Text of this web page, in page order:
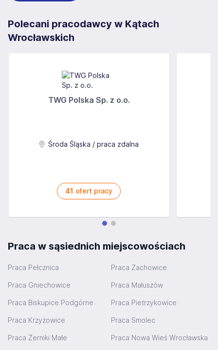
Polecani pracodawcy w Kątach
Wrocławskich
TWG Polska Sp. z o.o.
Środa Śląska / praca zdalna
41 ofert pracy
Praca w sąsiednich miejscowościach
Praca Pełcznica Praca Zachowice
Praca Gniechowice Praca Małuszów
Praca Biskupice Podgórne Praca Pietrzykowice
Praca Krzyżowice Praca Smolec
Praca Żerniki Małe Praca Nowa Wieś Wrocławska